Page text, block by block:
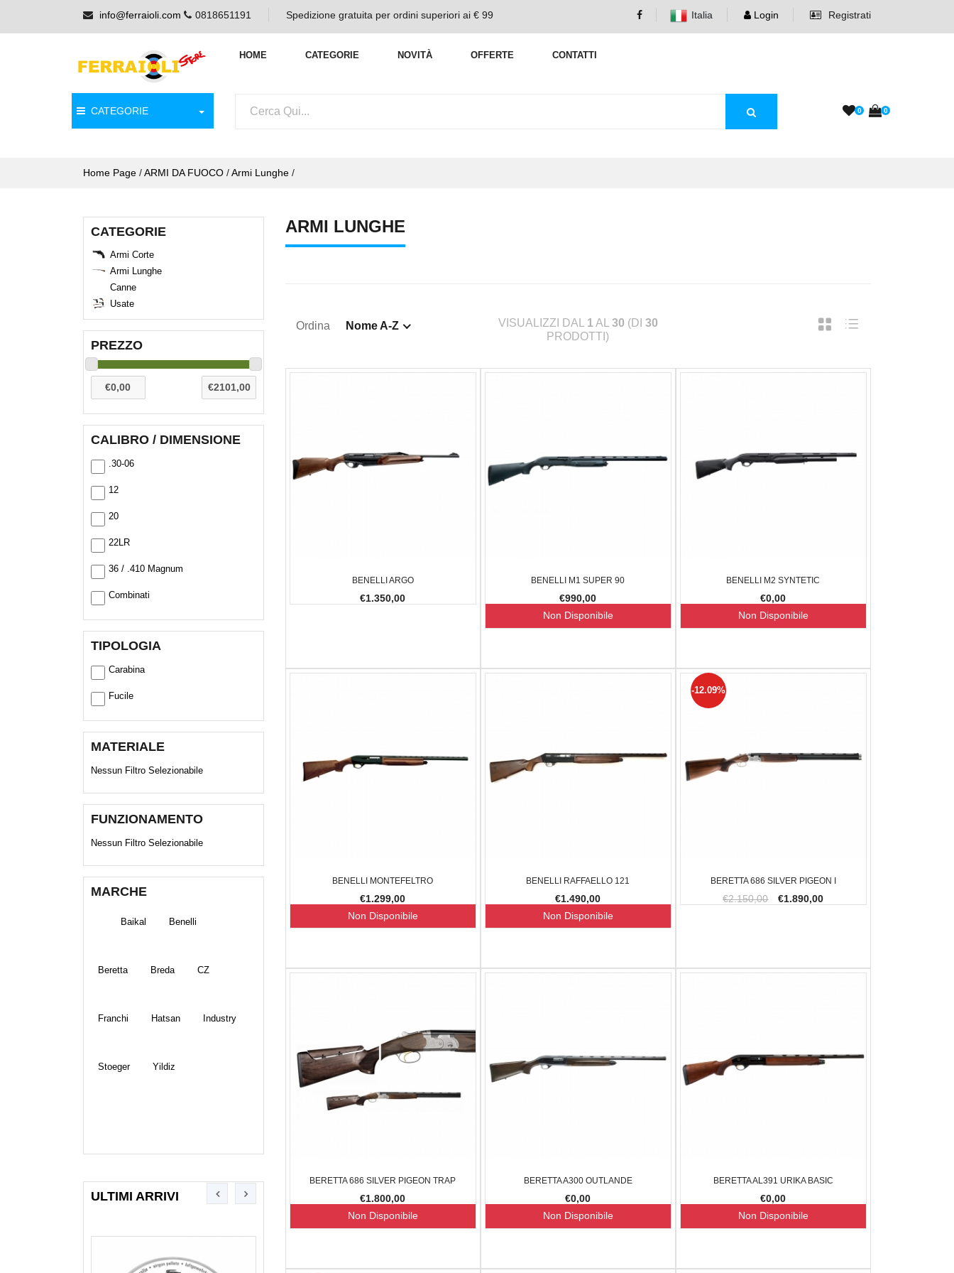
info@ferraioli.com 0818651191 Spedizione gratuita per ordini superiori ai € 99 Italia Login Registrati
HOME CATEGORIE NOVITÀ OFFERTE CONTATTI
CATEGORIE 0 0
Home Page /ARMI DA FUOCO /Armi Lunghe /
CATEGORIE
Armi Corte
Armi Lunghe
Canne
Usate
PREZZO
CALIBRO / DIMENSIONE
.30-06
12
20
22LR
36 / .410 Magnum
Combinati
TIPOLOGIA
Carabina
Fucile
MATERIALE
Nessun Filtro Selezionabile
FUNZIONAMENTO
Nessun Filtro Selezionabile
MARCHE
Baikal Benelli
Beretta Breda CZ
Franchi Hatsan Industry
Stoeger Yildiz
ULTIMI ARRIVI
ARMI LUNGHE
Ordina Nome A-Z VISUALIZZI DAL 1 AL 30 (DI 30
PRODOTTI)
BENELLI ARGO
€1.350,00
BENELLI M1 SUPER 90
€990,00
Non Disponibile
BENELLI M2 SYNTETIC
€0,00
Non Disponibile
BENELLI MONTEFELTRO
€1.299,00
Non Disponibile
BENELLI RAFFAELLO 121
€1.490,00
Non Disponibile
BERETTA 686 SILVER PIGEON I
€2.150,00 €1.890,00
-12.09%
BERETTA 686 SILVER PIGEON TRAP
€1.800,00
Non Disponibile
BERETTA A300 OUTLANDE
€0,00
Non Disponibile
BERETTA AL391 URIKA BASIC
€0,00
Non Disponibile